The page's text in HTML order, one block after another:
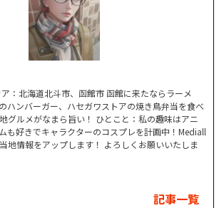
：北海道北斗市、函館市 函館に来たならラーメ
ハンバーガー、ハセガワストアの焼き鳥弁当を食べ
グルメがなまら旨い！ ひとこと：私の趣味はアニ
も好きでキャラクターのコスプレを計画中！Mediall
地情報をアップします！ よろしくお願いいたしま
記事一覧